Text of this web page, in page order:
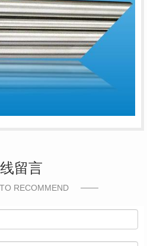
留言
RECOMMEND